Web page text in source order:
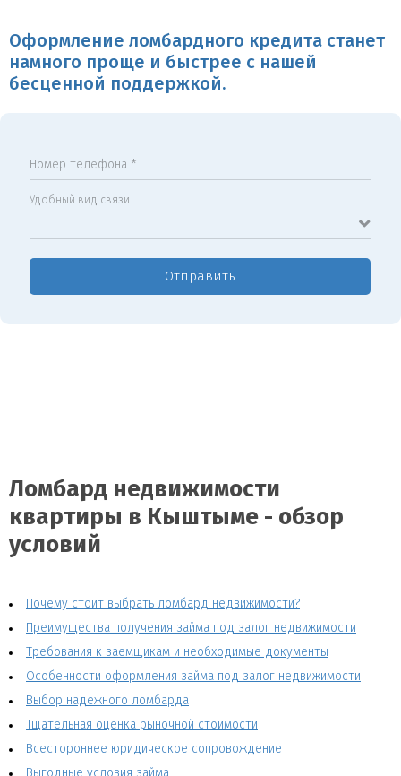
Оформление ломбардного кредита станет
намного проще и быстрее с нашей
бесценной поддержкой.
Номер телефона *
Удобный вид связи
Отправить
Ломбард недвижимости
квартиры в Кыштыме - обзор
условий
Почему стоит выбрать ломбард недвижимости?
Преимущества получения займа под залог недвижимости
Требования к заемщикам и необходимые документы
Особенности оформления займа под залог недвижимости
Выбор надежного ломбарда
Тщательная оценка рыночной стоимости
Всестороннее юридическое сопровождение
Выгодные условия займа